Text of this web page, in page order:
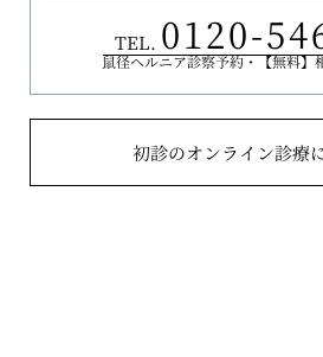
TEL. 0120-
鼠径ヘルニア診察予約・【無料】
初診のオンライン診療